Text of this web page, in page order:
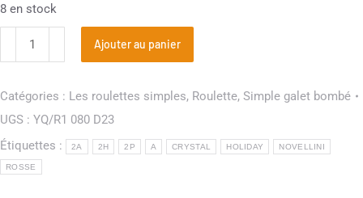
8 en stock
Ajouter au panier
Catégories : Les roulettes simples, Roulette, Simple galet bombé
UGS : YQ/R1 080 D23
Étiquettes :
2A 2H 2P A CRYSTAL HOLIDAY NOVELLINI
ROSSE